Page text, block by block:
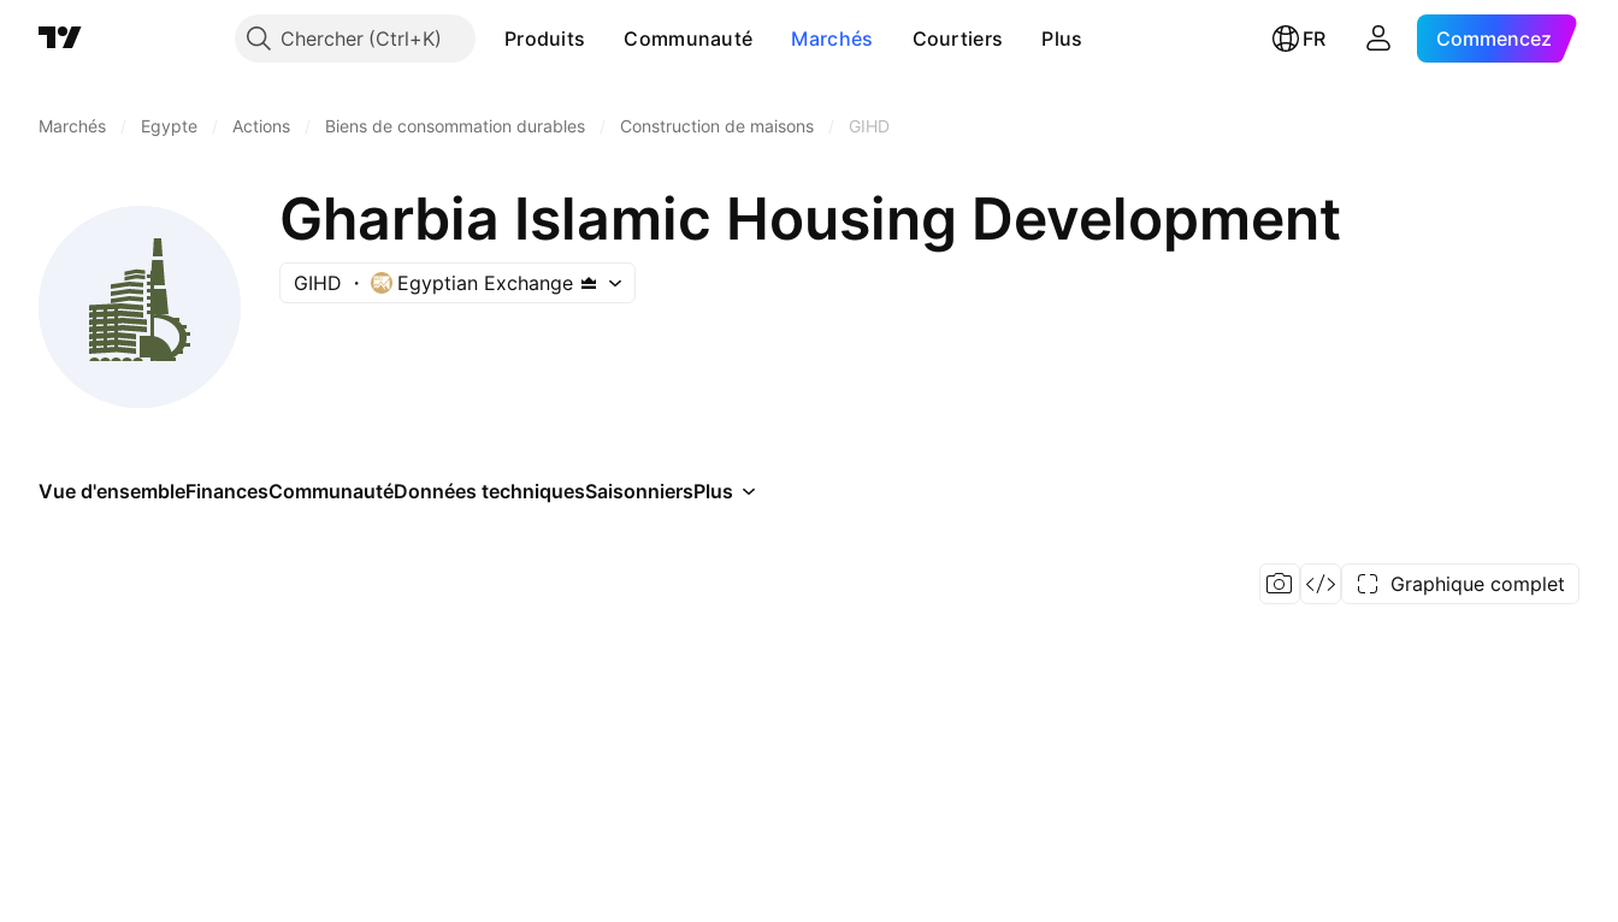
Chercher Produits Communauté Marchés Courtiers Plus FR Commencez
Marchés Egypte Actions Biens de consommation durables Construction de maisons GIHD
Gharbia Islamic Housing Development
GIHD Egyptian Exchange
Vue d'ensembleFinancesCommunautéDonnées techniquesSaisonniersPlus
Graphique complet